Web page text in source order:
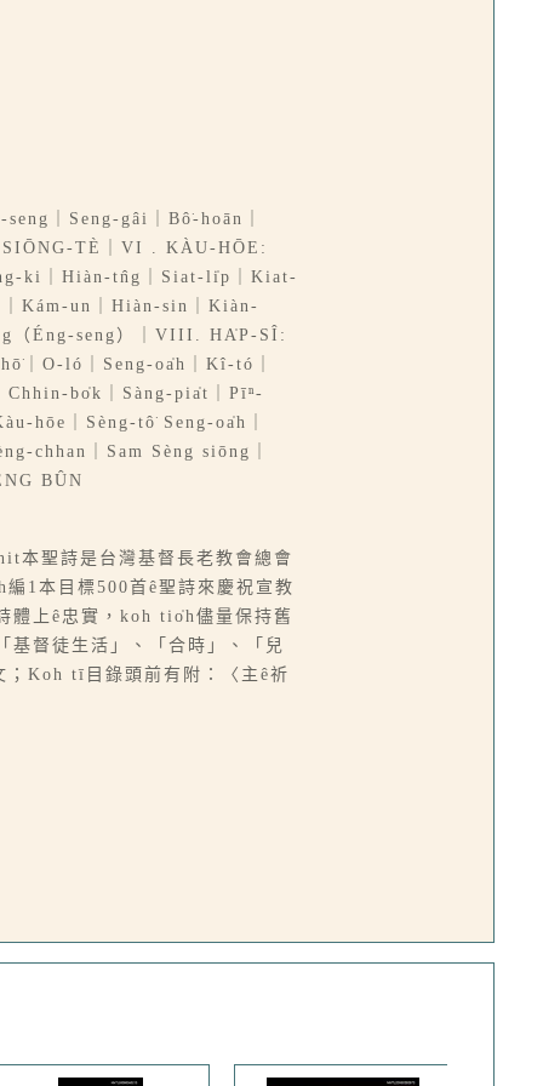
｜Seng-gâi｜Bô͘-hoān｜
TÈ｜VI . KÀU-HŌE:
ki｜Hiàn-tn̂g｜Siat-li̍p｜Kiat-
Kám-un｜Hiàn-sin｜Kiàn-
（Éng-seng）｜VIII. HA̍P-SÎ:
｜O-ló｜Seng-oa̍h｜Kî-tó｜
bo̍k｜Sàng-pia̍t｜Pīⁿ-
hōe｜Sèng-tô͘ Seng-oa̍h｜
chhan｜Sam Sèng siōng｜
BÛN
本聖詩是台灣基督長老教會總會
1本目標500首ê聖詩來慶祝宣教
體上ê忠實，koh tio̍h儘量保持舊
基督徒生活」、「合時」、「兒
；Koh tī目錄頭前有附：〈主ê祈